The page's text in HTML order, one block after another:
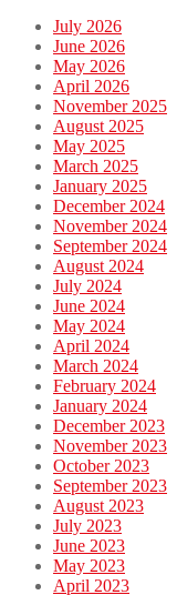
July 2026
June 2026
May 2026
April 2026
November 2025
August 2025
May 2025
March 2025
January 2025
December 2024
November 2024
September 2024
August 2024
July 2024
June 2024
May 2024
April 2024
March 2024
February 2024
January 2024
December 2023
November 2023
October 2023
September 2023
August 2023
July 2023
June 2023
May 2023
April 2023